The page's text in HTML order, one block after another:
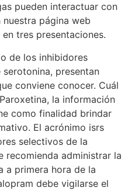
pueden interactuar con
página web
tres presentaciones.
de los inhibidores
presentan
conviene conocer. Cuál
la información
como finalidad brindar
El acrónimo isrs
selectivos de la
recomienda administrar la
a primera hora de la
debe vigilarse el